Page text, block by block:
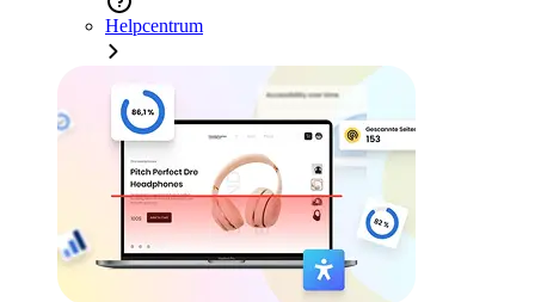
Helpcentrum